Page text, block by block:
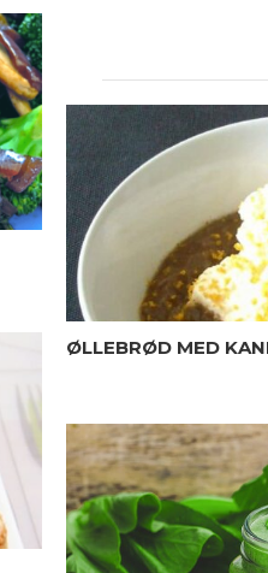
ØLLEBRØD MED